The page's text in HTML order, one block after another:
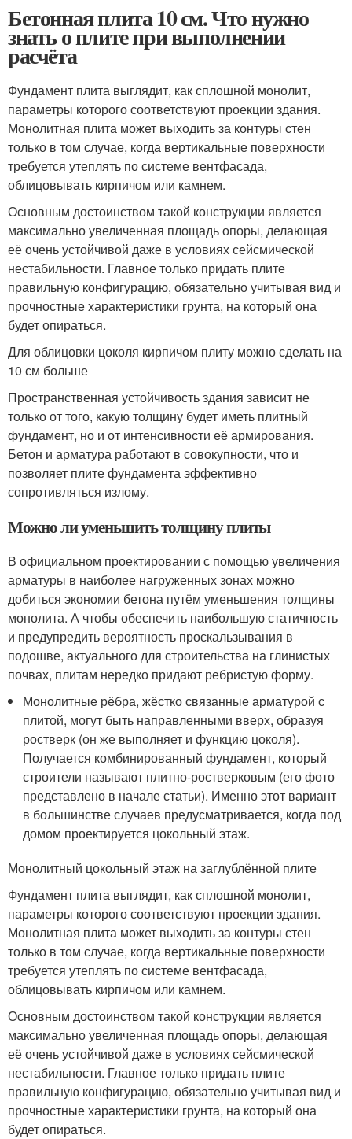
Бетонная плита 10 см. Что нужно
знать о плите при выполнении
расчёта
Фундамент плита выглядит, как сплошной монолит,
параметры которого соответствуют проекции здания.
Монолитная плита может выходить за контуры стен
только в том случае, когда вертикальные поверхности
требуется утеплять по системе вентфасада,
облицовывать кирпичом или камнем.
Основным достоинством такой конструкции является
максимально увеличенная площадь опоры, делающая
её очень устойчивой даже в условиях сейсмической
нестабильности. Главное только придать плите
правильную конфигурацию, обязательно учитывая вид и
прочностные характеристики грунта, на который она
будет опираться.
Для облицовки цоколя кирпичом плиту можно сделать на
10 см больше
Пространственная устойчивость здания зависит не
только от того, какую толщину будет иметь плитный
фундамент, но и от интенсивности её армирования.
Бетон и арматура работают в совокупности, что и
позволяет плите фундамента эффективно
сопротивляться излому.
Можно ли уменьшить толщину плиты
В официальном проектировании с помощью увеличения
арматуры в наиболее нагруженных зонах можно
добиться экономии бетона путём уменьшения толщины
монолита. А чтобы обеспечить наибольшую статичность
и предупредить вероятность проскальзывания в
подошве, актуального для строительства на глинистых
почвах, плитам нередко придают ребристую форму.
Монолитные рёбра, жёстко связанные арматурой с
плитой, могут быть направленными вверх, образуя
ростверк (он же выполняет и функцию цоколя).
Получается комбинированный фундамент, который
строители называют плитно-ростверковым (его фото
представлено в начале статьи). Именно этот вариант
в большинстве случаев предусматривается, когда под
домом проектируется цокольный этаж.
Монолитный цокольный этаж на заглублённой плите
Фундамент плита выглядит, как сплошной монолит,
параметры которого соответствуют проекции здания.
Монолитная плита может выходить за контуры стен
только в том случае, когда вертикальные поверхности
требуется утеплять по системе вентфасада,
облицовывать кирпичом или камнем.
Основным достоинством такой конструкции является
максимально увеличенная площадь опоры, делающая
её очень устойчивой даже в условиях сейсмической
нестабильности. Главное только придать плите
правильную конфигурацию, обязательно учитывая вид и
прочностные характеристики грунта, на который она
будет опираться.